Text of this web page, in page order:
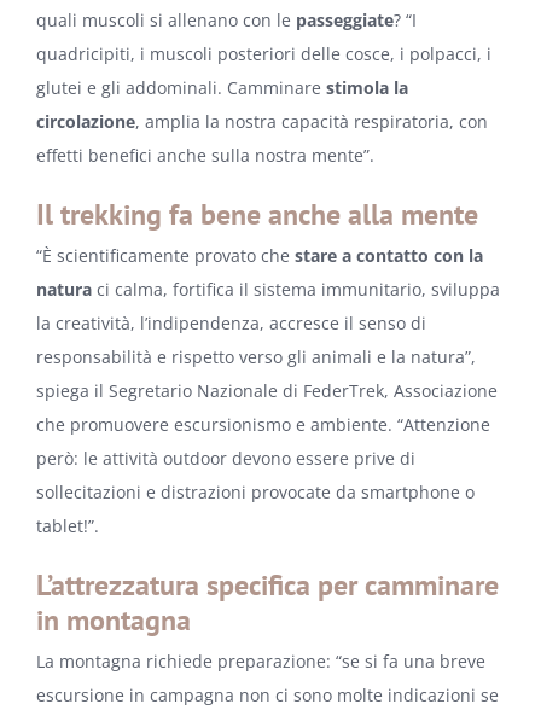
quali muscoli si allenano con le passeggiate? “I
quadricipiti, i muscoli posteriori delle cosce, i polpacci, i
glutei e gli addominali. Camminare stimola la
circolazione, amplia la nostra capacità respiratoria, con
effetti benefici anche sulla nostra mente”.
Il trekking fa bene anche alla mente
“È scientificamente provato che stare a contatto con la
natura ci calma, fortifica il sistema immunitario, sviluppa
la creatività, l’indipendenza, accresce il senso di
responsabilità e rispetto verso gli animali e la natura”,
spiega il Segretario Nazionale di FederTrek, Associazione
che promuovere escursionismo e ambiente. “Attenzione
però: le attività outdoor devono essere prive di
sollecitazioni e distrazioni provocate da smartphone o
tablet!”.
L’attrezzatura specifica per camminare
in montagna
La montagna richiede preparazione: “se si fa una breve
escursione in campagna non ci sono molte indicazioni se